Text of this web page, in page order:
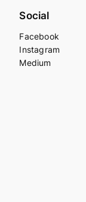
Social
Facebook
Instagram
Medium